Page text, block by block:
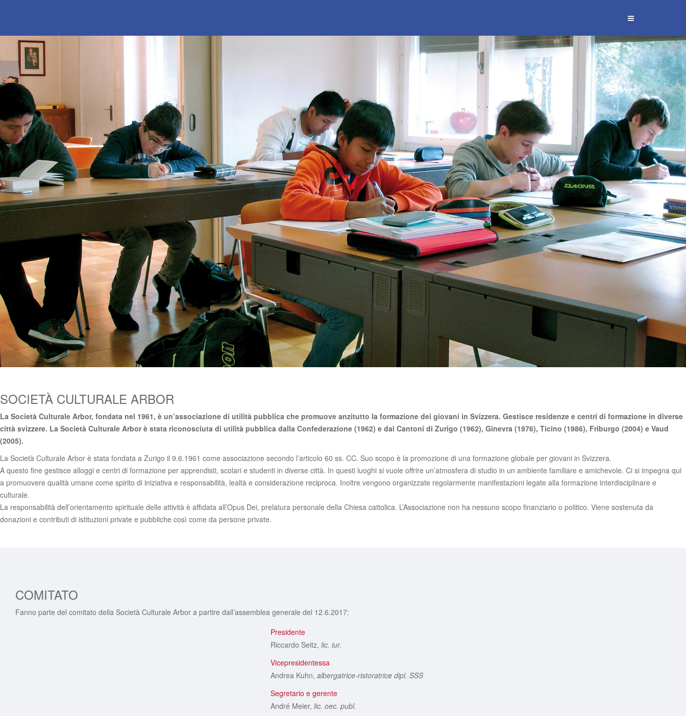
SOCIETÀ CULTURALE ARBOR
La Società Culturale Arbor, fondata nel 1961, è un’associazione di utilità pubblica che promuove anzitutto la formazione dei giovani in Svizzera. Gestisce residenze e centri di formazione in diverse
città svizzere. La Società Culturale Arbor è stata riconosciuta di utilità pubblica dalla Confederazione (1962) e dai Cantoni di Zurigo (1962), Ginevra (1976), Ticino (1986), Friburgo (2004) e Vaud
(2005).
La Società Culturale Arbor è stata fondata a Zurigo il 9.6.1961 come associazione secondo l’articolo 60 ss. CC. Suo scopo è la promozione di una formazione globale per giovani in Svizzera.
A questo fine gestisce alloggi e centri di formazione per apprendisti, scolari e studenti in diverse città. In questi luoghi si vuole offrire un’atmosfera di studio in un ambiente familiare e amichevole. Ci si impegna qui
a promuovere qualità umane come spirito di iniziativa e responsabilità, lealtà e considerazione reciproca. Inoltre vengono organizzate regolarmente manifestazioni legate alla formazione interdisciplinare e
culturale.
La responsabilità dell’orientamento spirituale delle attività è affidata all’Opus Dei, prelatura personale della Chiesa cattolica. L’Associazione non ha nessuno scopo finanziario o politico. Viene sostenuta da
donazioni e contributi di istituzioni private e pubbliche così come da persone private.
COMITATO
Fanno parte del comitato della Società Culturale Arbor a partire dall’assemblea generale del 12.6.2017:
Presidente
Riccardo Seitz, lic. iur.
Vicepresidentessa
Andrea Kuhn, albergatrice-ristoratrice dipl. SSS
Segretario e gerente
André Meier, lic. oec. publ.